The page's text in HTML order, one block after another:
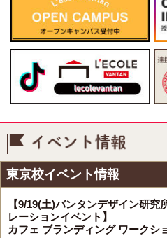
東京校イベント情報
【9/19(土)バンタンデザイン研
レーションイベント】
カフェ ブランディング ワークシ